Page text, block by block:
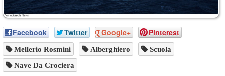
Facebook Twitter Google+ Pinterest
Mellerio Rosmini Alberghiero Scuola
Nave Da Crociera